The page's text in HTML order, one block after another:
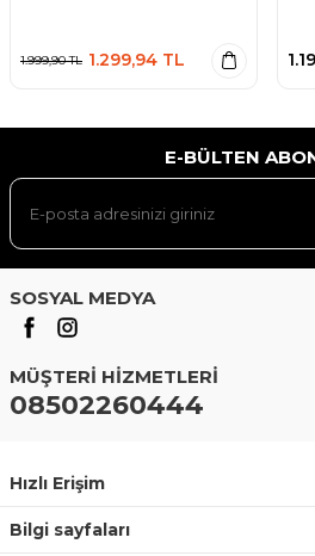
1.999,90TL 1.299,94 TL
E-BÜLTEN
SOSYAL MEDYA
MÜŞTERI HIZMETLERI
08502260444
Hızlı Erişim
Bilgi sayfaları